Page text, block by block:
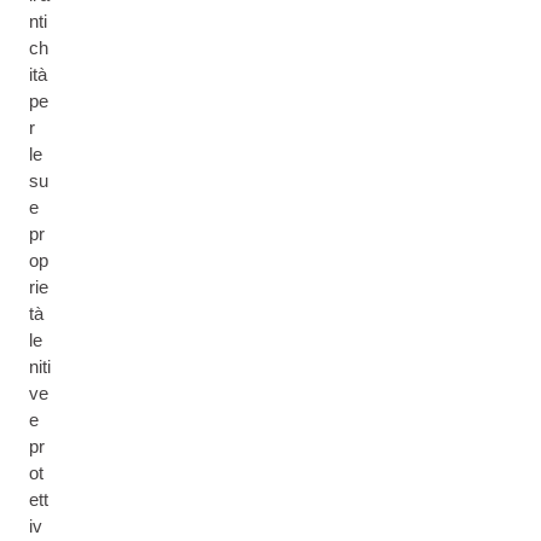
nti
ch
ità
pe
r
le
su
e
pr
op
rie
tà
le
niti
ve
e
pr
ot
ett
iv